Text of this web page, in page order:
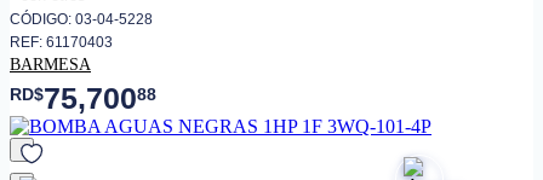
CÓDIGO: 03-04-5228
REF: 61170403
BARMESA
RD$75,70088